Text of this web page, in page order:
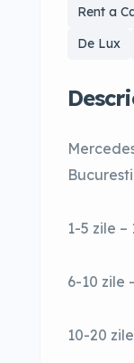
Rent a
De Lux
1-5 zile –
6-10 zile
10-20